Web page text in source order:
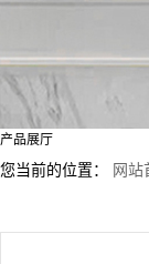
产品展厅
您当前的位置： 网站